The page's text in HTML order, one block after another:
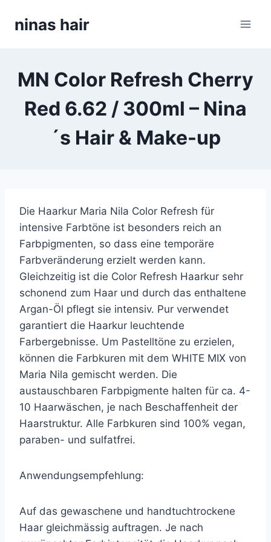
ninas hair
MN Color Refresh Cherry
Red 6.62 / 300ml – Nina
´s Hair & Make-up
Die Haarkur Maria Nila Color Refresh für
intensive Farbtöne ist besonders reich an
Farbpigmenten, so dass eine temporäre
Farbveränderung erzielt werden kann.
Gleichzeitig ist die Color Refresh Haarkur sehr
schonend zum Haar und durch das enthaltene
Argan-Öl pflegt sie intensiv. Pur verwendet
garantiert die Haarkur leuchtende
Farbergebnisse. Um Pastelltöne zu erzielen,
können die Farbkuren mit dem WHITE MIX von
Maria Nila gemischt werden. Die
austauschbaren Farbpigmente halten für ca. 4-
10 Haarwäschen, je nach Beschaffenheit der
Haarstruktur. Alle Farbkuren sind 100% vegan,
paraben- und sulfatfrei.
Anwendungsempfehlung:
Auf das gewaschene und handtuchtrockene
Haar gleichmässig auftragen. Je nach